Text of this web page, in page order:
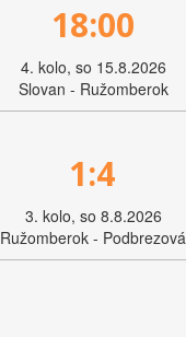
18:00
4. kolo, so 15.8.2026
Slovan - Ružomberok
1:4
3. kolo, so 8.8.2026
Ružomberok - Podbrezová